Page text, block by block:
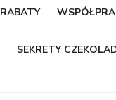
RABATY
SEKRETY